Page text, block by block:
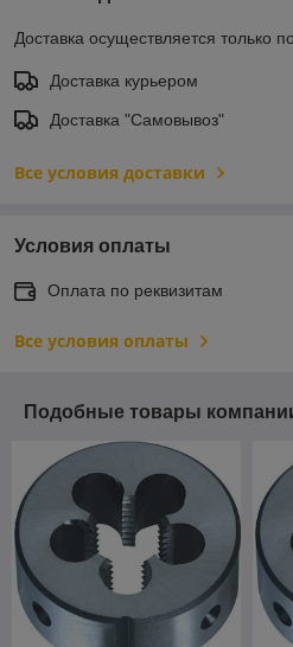
Доставка осуществляется только
Доставка курьером
Доставка "Самовывоз"
Все условия доставки
Условия оплаты
Оплата по реквизитам
Все условия оплаты
Подобные товары